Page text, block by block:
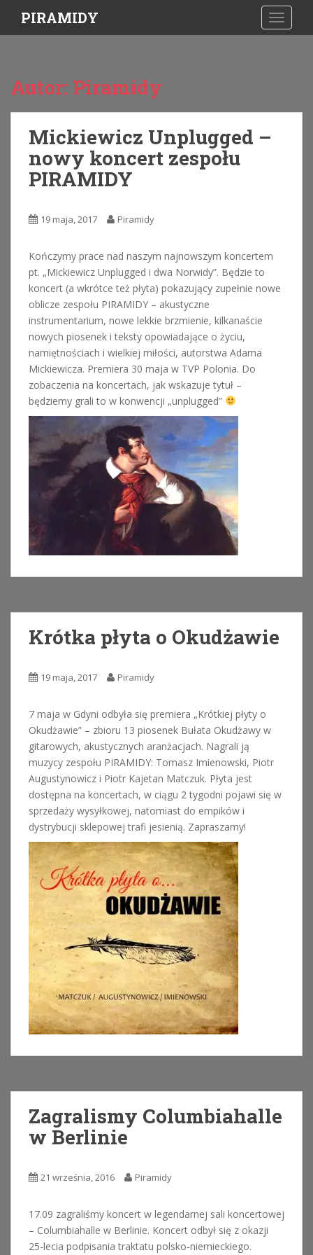
i
PIRAMIDY
Autor: Piramidy
Mickiewicz Unplugged –
nowy koncert zespołu
PIRAMIDY
19 maja, 2017 Piramidy
Kończymy prace nad naszym najnowszym koncertem
pt. „Mickiewicz Unplugged i dwa Norwidy”. Będzie to
koncert (a wkrótce też płyta) pokazujący zupełnie nowe
oblicze zespołu PIRAMIDY – akustyczne
instrumentarium, nowe lekkie brzmienie, kilkanaście
nowych piosenek i teksty opowiadające o życiu,
namiętnościach i wielkiej miłości, autorstwa Adama
Mickiewicza. Premiera 30 maja w TVP Polonia. Do
zobaczenia na koncertach, jak wskazuje tytuł –
będziemy grali to w konwencji „unplugged”
Krótka płyta o Okudżawie
19 maja, 2017 Piramidy
7 maja w Gdyni odbyła się premiera „Krótkiej płyty o
Okudżawie” – zbioru 13 piosenek Bułata Okudżawy w
gitarowych, akustycznych aranżacjach. Nagrali ją
muzycy zespołu PIRAMIDY: Tomasz Imienowski, Piotr
Augustynowicz i Piotr Kajetan Matczuk. Płyta jest
dostępna na koncertach, w ciągu 2 tygodni pojawi się w
sprzedaży wysyłkowej, natomiast do empików i
dystrybucji sklepowej trafi jesienią. Zapraszamy!
Zagralismy Columbiahalle
w Berlinie
21 września, 2016 Piramidy
17.09 zagraliśmy koncert w legendarnej sali koncertowej
– Columbiahalle w Berlinie. Koncert odbył się z okazji
25-lecia podpisania traktatu polsko-niemieckiego.